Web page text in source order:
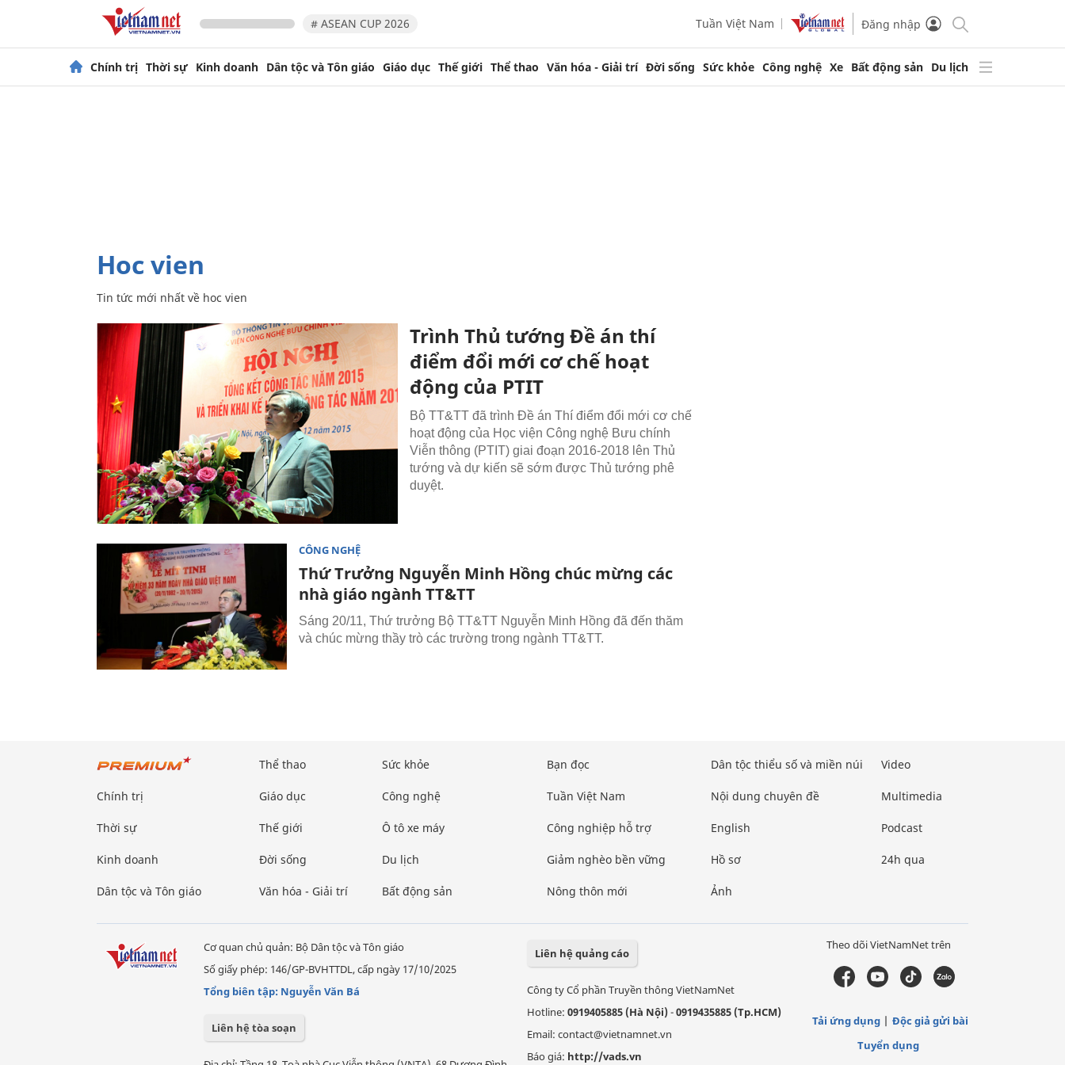
# ASEAN CUP 2026 Tuần Việt Nam Đăng nhập
Chính trị Thời sự Kinh doanh Dân tộc và Tôn giáo Giáo dục Thế giới Thể thao Văn hóa - Giải trí Đời sống Sức khỏe Công nghệ Xe Bất động sản Du lịch
hoc vien
Tin tức mới nhất về hoc vien
Trình Thủ tướng Đề án thí
điểm đổi mới cơ chế hoạt
động của PTIT
Bộ TT&TT đã trình Đề án Thí điểm đổi mới cơ chế
hoạt động của Học viện Công nghệ Bưu chính
Viễn thông (PTIT) giai đoạn 2016-2018 lên Thủ
tướng và dự kiến sẽ sớm được Thủ tướng phê
duyệt.
CÔNG NGHỆ
Thứ Trưởng Nguyễn Minh Hồng chúc mừng các
nhà giáo ngành TT&TT
Sáng 20/11, Thứ trưởng Bộ TT&TT Nguyễn Minh Hồng đã đến thăm
và chúc mừng thầy trò các trường trong ngành TT&TT.
Chính trị
Thời sự
Kinh doanh
Dân tộc và Tôn giáo
Thể thao
Giáo dục
Thế giới
Đời sống
Văn hóa - Giải trí
Sức khỏe
Công nghệ
Ô tô xe máy
Du lịch
Bất động sản
Bạn đọc
Tuần Việt Nam
Công nghiệp hỗ trợ
Giảm nghèo bền vững
Nông thôn mới
Dân tộc thiểu số và miền núi
Nội dung chuyên đề
English
Hồ sơ
Ảnh
Video
Multimedia
Podcast
24h qua
Cơ quan chủ quản: Bộ Dân tộc và Tôn giáo
Số giấy phép: 146/GP-BVHTTDL, cấp ngày 17/10/2025
Tổng biên tập: Nguyễn Văn Bá
Liên hệ tòa soạn
Liên hệ quảng cáo
Công ty Cổ phần Truyền thông VietNamNet
Hotline: 0919405885 (Hà Nội)-0919435885 (Tp.HCM)
Email: contact@vietnamnet.vn
Báo giá: http://vads.vn
Theo dõi VietNamNet trên
Tải ứng dụng
Độc giả gửi bài
Tuyển dụng